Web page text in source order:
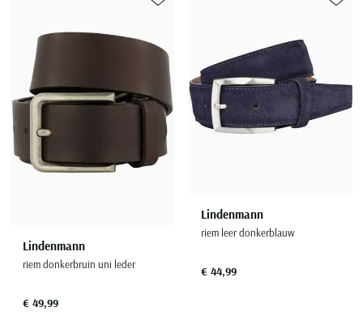
Lindenmann
riem donkerbruin uni leder
€ 49,99
Lindenmann
riem leer donkerblauw
€ 44,99